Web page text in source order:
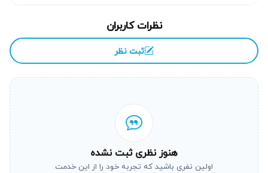
انتخاب سطح کیفی قطعه به انتخاب شما
در صورت نیاز به تعویض قطعات، آریابهکار امکان استفاده از
نمونه اورجینال یا قطعات کیفیت بالا با قیمت مناسب را فراهم
می‌کند. این گزینه‌ها با توجه به بودجه و نیاز مشتری ارائه شده و
انتخاب قطعه مناسب به عهده شما خواهد بود. این موضوع در
ارائه خدمات شفافیت و رضایت بیشتر را تضمین می‌کند.
عیب‌یابی دقیق قبل از تعویض قطعه
کارشناسان ما با ارائه گزارش فنی علت خرابی، عیب‌یابی دقیق و
نظرات کاربران
ثبت نظر
هنوز نظری ثبت نشده
اولین نفری باشید که تجربه خود را از این خدمت